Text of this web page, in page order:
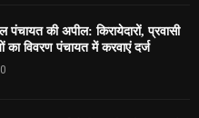
की अपील: किरायेदारों, प्रवासी
का विवरण पंचायत में करवाएं दर्ज
0